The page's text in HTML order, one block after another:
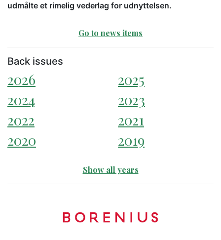
udmålte et rimelig vederlag for udnyttelsen.
Go to news items
Back issues
2026
2025
2024
2023
2022
2021
2020
2019
Show all years